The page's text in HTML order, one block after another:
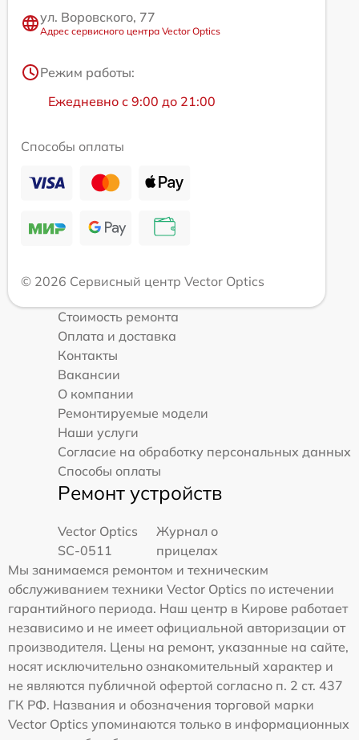
ул. Воровского, 77
Адрес сервисного центра Vector Optics
Режим работы:
Ежедневно с 9:00 до 21:00
Способы оплаты
© 2026 Сервисный центр Vector Optics
Стоимость ремонта
Оплата и доставка
Контакты
Вакансии
О компании
Ремонтируемые модели
Наши услуги
Согласие на обработку персональных данных
Способы оплаты
Ремонт устройств
Vector Optics
SC-0511
Журнал о
прицелах
Мы занимаемся ремонтом и техническим
обслуживанием техники Vector Optics по истечении
гарантийного периода. Наш центр в Кирове работает
независимо и не имеет официальной авторизации от
производителя. Цены на ремонт, указанные на сайте,
носят исключительно ознакомительный характер и
не являются публичной офертой согласно п. 2 ст. 437
ГК РФ. Названия и обозначения торговой марки
Vector Optics упоминаются только в информационных